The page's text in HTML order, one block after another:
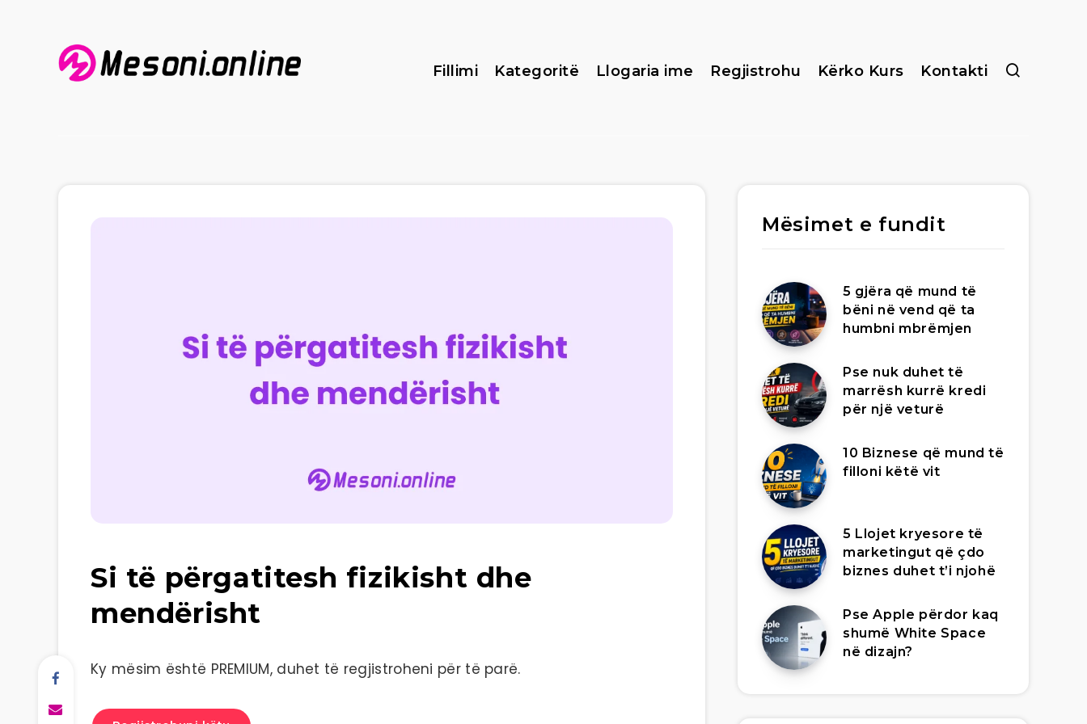
Fillimi Kategoritë Llogaria ime Regjistrohu Kërko Kurs Kontakti
Si të përgatitesh fizikisht dhe
mendërisht
Ky mësim është PREMIUM, duhet të regjistroheni për të parë.
Mësimet e fundit
5 gjëra që mund të
bëni në vend që ta
humbni mbrëmjen
Pse nuk duhet të
marrësh kurrë kredi
për një veturë
10 Biznese që mund të
filloni këtë vit
5 Llojet kryesore të
marketingut që çdo
biznes duhet t’i njohë
Pse Apple përdor kaq
shumë White Space
në dizajn?